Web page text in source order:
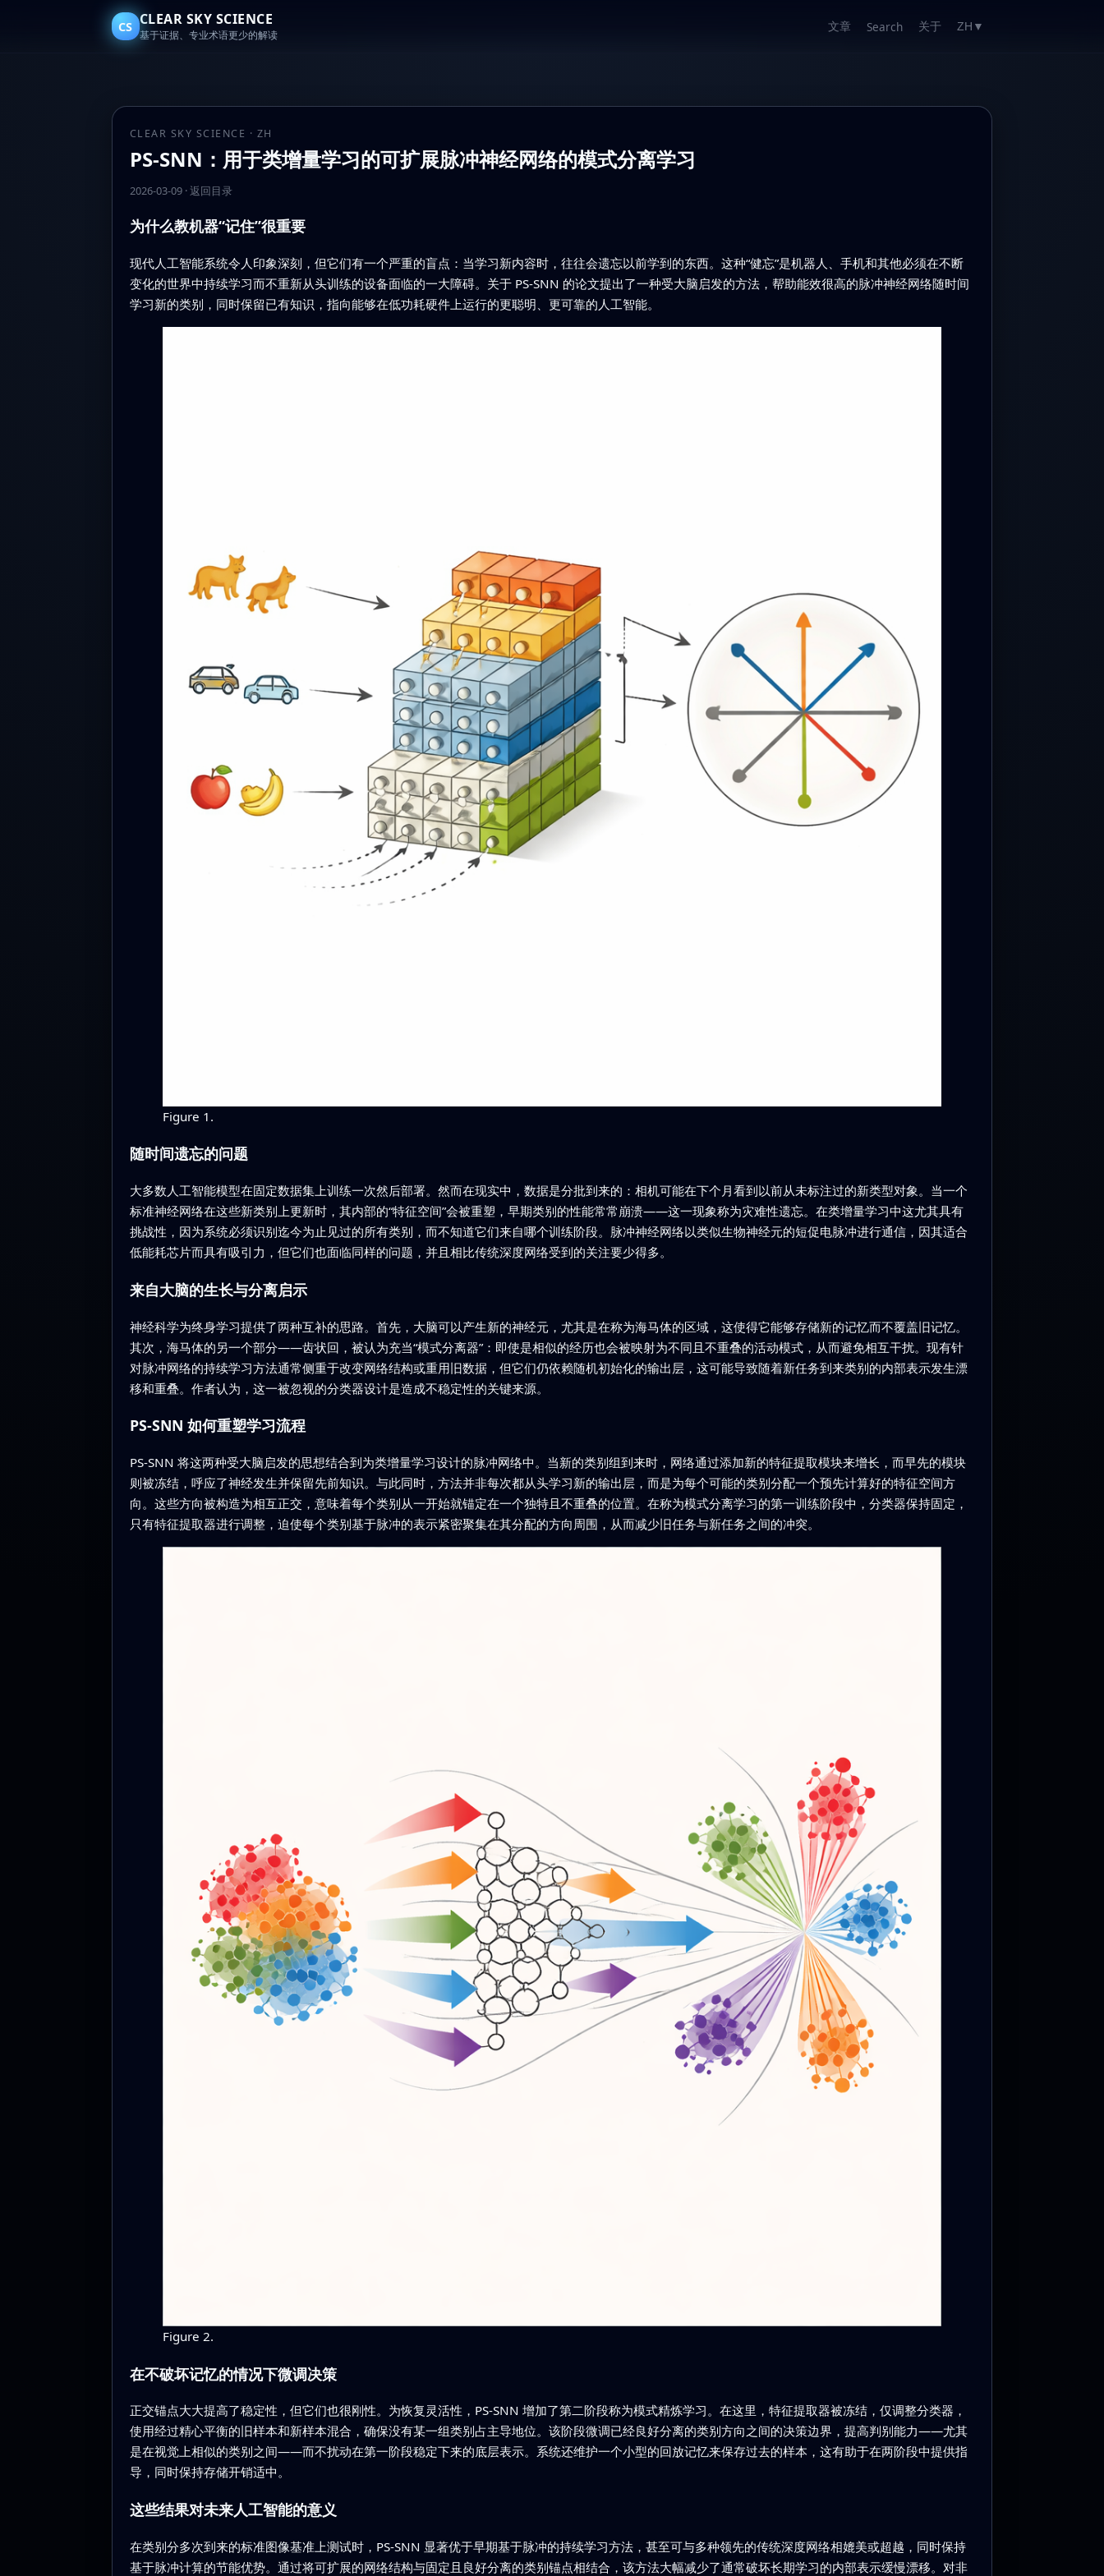
CS CLEAR SKY SCIENCE
基于证据、专业术语更少的解读
文章 Search 关于 ZH ▼
CLEAR SKY SCIENCE · ZH
PS-SNN：用于类增量学习的可扩展脉冲神经网络的模式分离学习
2026-03-09· 返回目录
为什么教机器“记住”很重要
现代人工智能系统令人印象深刻，但它们有一个严重的盲点：当学习新内容时，往往会遗忘以前学到的东西。这种“健忘”是机器人、手机和其他必须在不断
变化的世界中持续学习而不重新从头训练的设备面临的一大障碍。关于 PS-SNN 的论文提出了一种受大脑启发的方法，帮助能效很高的脉冲神经网络随时间
学习新的类别，同时保留已有知识，指向能够在低功耗硬件上运行的更聪明、更可靠的人工智能。
Figure 1.
随时间遗忘的问题
大多数人工智能模型在固定数据集上训练一次然后部署。然而在现实中，数据是分批到来的：相机可能在下个月看到以前从未标注过的新类型对象。当一个
标准神经网络在这些新类别上更新时，其内部的“特征空间”会被重塑，早期类别的性能常常崩溃——这一现象称为灾难性遗忘。在类增量学习中这尤其具有
挑战性，因为系统必须识别迄今为止见过的所有类别，而不知道它们来自哪个训练阶段。脉冲神经网络以类似生物神经元的短促电脉冲进行通信，因其适合
低能耗芯片而具有吸引力，但它们也面临同样的问题，并且相比传统深度网络受到的关注要少得多。
来自大脑的生长与分离启示
神经科学为终身学习提供了两种互补的思路。首先，大脑可以产生新的神经元，尤其是在称为海马体的区域，这使得它能够存储新的记忆而不覆盖旧记忆。
其次，海马体的另一个部分——齿状回，被认为充当“模式分离器”：即使是相似的经历也会被映射为不同且不重叠的活动模式，从而避免相互干扰。现有针
对脉冲网络的持续学习方法通常侧重于改变网络结构或重用旧数据，但它们仍依赖随机初始化的输出层，这可能导致随着新任务到来类别的内部表示发生漂
移和重叠。作者认为，这一被忽视的分类器设计是造成不稳定性的关键来源。
PS-SNN 如何重塑学习流程
PS-SNN 将这两种受大脑启发的思想结合到为类增量学习设计的脉冲网络中。当新的类别组到来时，网络通过添加新的特征提取模块来增长，而早先的模块
则被冻结，呼应了神经发生并保留先前知识。与此同时，方法并非每次都从头学习新的输出层，而是为每个可能的类别分配一个预先计算好的特征空间方
向。这些方向被构造为相互正交，意味着每个类别从一开始就锚定在一个独特且不重叠的位置。在称为模式分离学习的第一训练阶段中，分类器保持固定，
只有特征提取器进行调整，迫使每个类别基于脉冲的表示紧密聚集在其分配的方向周围，从而减少旧任务与新任务之间的冲突。
Figure 2.
在不破坏记忆的情况下微调决策
正交锚点大大提高了稳定性，但它们也很刚性。为恢复灵活性，PS-SNN 增加了第二阶段称为模式精炼学习。在这里，特征提取器被冻结，仅调整分类器，
使用经过精心平衡的旧样本和新样本混合，确保没有某一组类别占主导地位。该阶段微调已经良好分离的类别方向之间的决策边界，提高判别能力——尤其
是在视觉上相似的类别之间——而不扰动在第一阶段稳定下来的底层表示。系统还维护一个小型的回放记忆来保存过去的样本，这有助于在两阶段中提供指
导，同时保持存储开销适中。
这些结果对未来人工智能的意义
在类别分多次到来的标准图像基准上测试时，PS-SNN 显著优于早期基于脉冲的持续学习方法，甚至可与多种领先的传统深度网络相媲美或超越，同时保持
基于脉冲计算的节能优势。通过将可扩展的网络结构与固定且良好分离的类别锚点相结合，该方法大幅减少了通常破坏长期学习的内部表示缓慢漂移。对非